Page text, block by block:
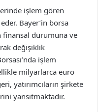
işlem gören
Bayer’in borsa
finansal durumuna ve
değişiklik
işlem
milyarlarca euro
yatırımcıların şirkete
yansıtmaktadır.